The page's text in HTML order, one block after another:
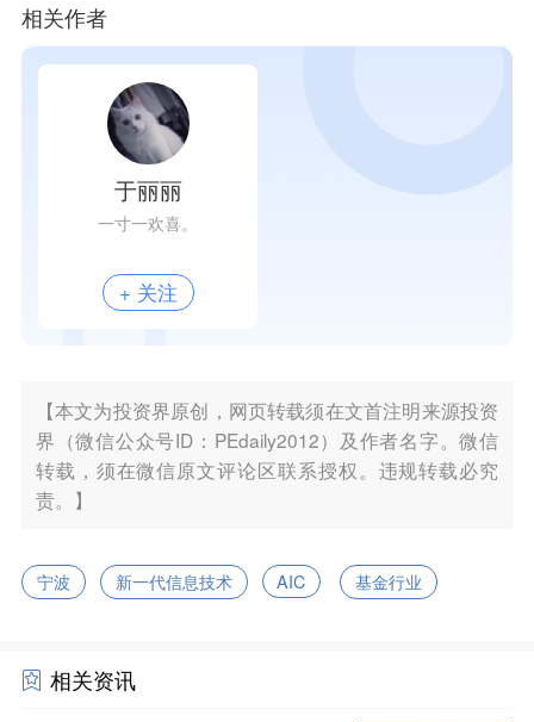
相关作者
于丽丽
一寸一欢喜。
+ 关注
【本文为投资界原创，网页转载须在文首注明来源投资
界（微信公众号ID：PEdaily2012）及作者名字。微信
转载，须在微信原文评论区联系授权。违规转载必究
责。】
宁波 新一代信息技术 AIC 基金行业
相关资讯